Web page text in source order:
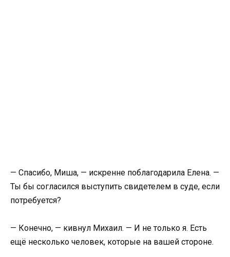
— Спасибо, Миша, — искренне поблагодарила Елена. —
Ты бы согласился выступить свидетелем в суде, если
потребуется?
— Конечно, — кивнул Михаил. — И не только я. Есть
ещё несколько человек, которые на вашей стороне.